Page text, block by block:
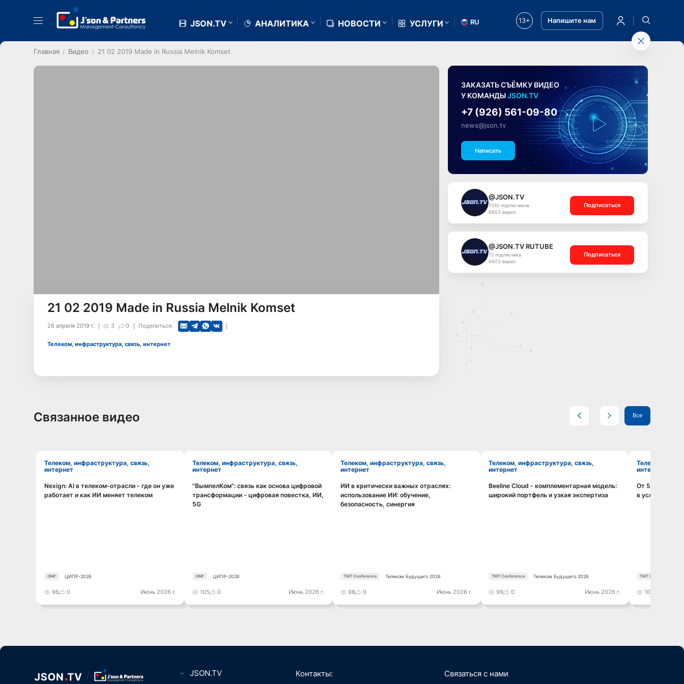
JSON.TV АНАЛИТИКА НОВОСТИ УСЛУГИ RU 13+ Напишите нам
Главная Видео 21 02 2019 Made in Russia Melnik Komset
21 02 2019 Made in Russia Melnik Komset
3 0
26 апреля 2019 г. Поделиться:
Телеком, инфраструктура, связь, интернет
ЗАКАЗАТЬ СЪЁМКУ ВИДЕО
У КОМАНДЫJSON.TV
+7 (926) 561-09-80
news@json.tv
Написать
@JSON.TV
7310 подписчиков
6603 видео
Подписаться
@JSON.TV RUTUBE
72 подписчика
6603 видео
Подписаться
Связанное видео Все
Телеком, инфраструктура, связь,
интернет
Смотреть видео
Nexign: AI в телеком-отрасли - где он уже
работает и как ИИ меняет телеком
ОМГ ЦИПР-2026
96 0 Июнь 2026 г.
Телеком, инфраструктура, связь,
интернет
Смотреть видео
"ВымпелКом": связь как основа цифровой
трансформации - цифровая повестка, ИИ,
5G
ОМГ ЦИПР-2026
105 0 Июнь 2026 г.
Телеком, инфраструктура, связь,
интернет
Смотреть видео
ИИ в критически важных отраслях:
использование ИИ: обучение,
безопасность, синергия
TMT Conference Телеком Будущего 2026
98 0 Июнь 2026 г.
Телеком, инфраструктура, связь,
интернет
Смотреть видео
Beeline Cloud - комплементарная модель:
широкий портфель и узкая экспертиза
TMT Conference Телеком Будущего 2026
99 0 Июнь 2026 г.
Телеком, инфраструктура, связь,
интернет
От 5G к 6G:
в условиях
TMT Conference
105
JSON.TV Контакты: Связаться с нами